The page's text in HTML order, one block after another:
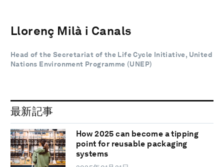
Llorenç Milà i Canals
Head of the Secretariat of the Life Cycle Initiative, United
Nations Environment Programme (UNEP)
最新記事
How 2025 can become a tipping
point for reusable packaging
systems